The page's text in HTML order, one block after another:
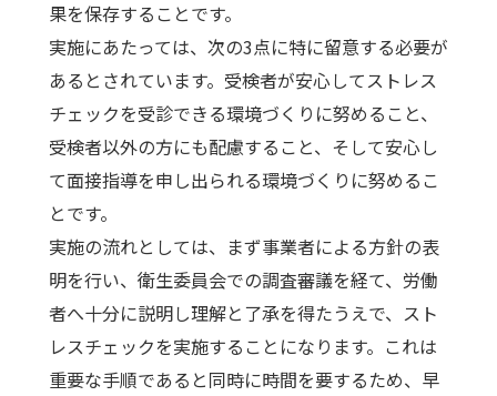
果を保存することです。
実施にあたっては、次の3点に特に留意する必要が
あるとされています。受検者が安心してストレス
チェックを受診できる環境づくりに努めること、
受検者以外の方にも配慮すること、そして安心し
て面接指導を申し出られる環境づくりに努めるこ
とです。
実施の流れとしては、まず事業者による方針の表
明を行い、衛生委員会での調査審議を経て、労働
者へ十分に説明し理解と了承を得たうえで、スト
レスチェックを実施することになります。これは
重要な手順であると同時に時間を要するため、早